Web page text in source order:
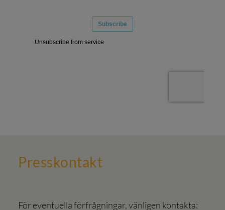
Press­kontakt
För eventuella förfrågningar, vänligen kontakta: